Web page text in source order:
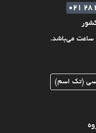
021 28
(تک اسم)